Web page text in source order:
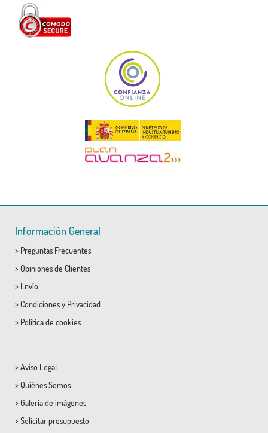
Información General
> Preguntas Frecuentes
> Opiniones de Clientes
> Envío
> Condicionesy Privacidad
> Política de cookies
> Aviso Legal
> Quiénes Somos
> Galería de imágenes
> Solicitar presupuesto